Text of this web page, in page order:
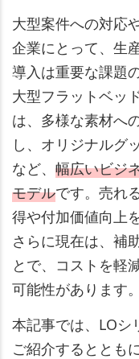
大型案件への対応
企業にとって、生
導入は重要な課題
大型フラットベッ
は、多様な素材へ
し、オリジナルグ
など、 幅広いビジ
モデルです。売れ
得や付加価値向上
さらに現在は、補
とで、コストを軽
可能性があります。
本記事では、LOシ
ご紹介するととも